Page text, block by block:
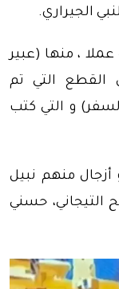
الجيراري.
رصيد الفنان محمد الاشراقي يفوق 40 عملا ، منها (عبير
التي تم
و التي كتب
منهم نبيل
التيجاني، حسني